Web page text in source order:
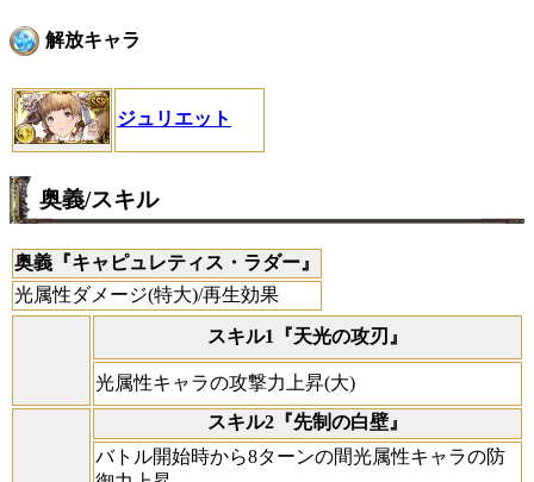
解放キャラ
ジュリエット
奥義/スキル
奥義『キャピュレティス・ラダー』
光属性ダメージ(特大)/再生効果
スキル1『天光の攻刃』
光属性キャラの攻撃力上昇(大)
スキル2『先制の白壁』
バトル開始時から8ターンの間光属性キャラの防